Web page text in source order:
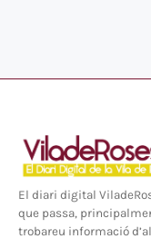
El diari digital
que passa,
trobareu informació